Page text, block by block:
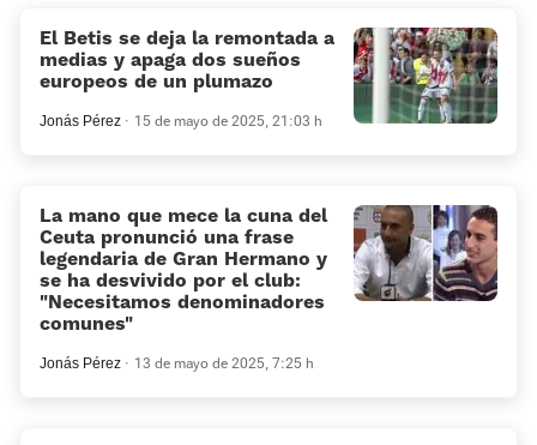
El Betis se deja la remontada a
medias y apaga dos sueños
europeos de un plumazo
Jonás Pérez 15 de mayo de 2025, 21:03 h
La mano que mece la cuna del
Ceuta pronunció una frase
legendaria de Gran Hermano y
se ha desvivido por el club:
“Necesitamos denominadores
comunes”
Jonás Pérez 13 de mayo de 2025, 7:25 h